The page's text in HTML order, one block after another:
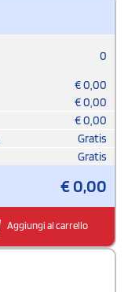
0
€0,00
€0,00
€0,00
Gratis
Gratis
€0,00
Aggiungi al carrello